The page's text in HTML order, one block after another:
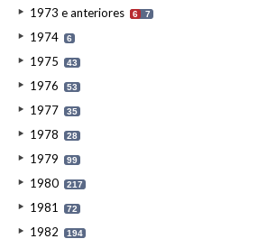
1973 e anteriores 6 7
1974 6
1975 43
1976 53
1977 35
1978 28
1979 99
1980 217
1981 72
1982 194